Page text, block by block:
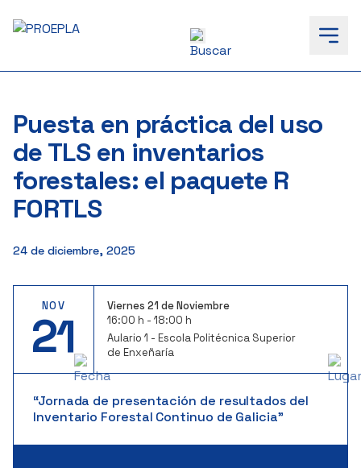
to
content
Puesta en práctica del uso
de TLS en inventarios
forestales: el paquete R
FORTLS
24 de diciembre, 2025
NOV
21
Viernes 21 de Noviembre
16:00 h - 18:00 h
Aulario 1 - Escola Politécnica Superior
de Enxeñaría
“Jornada de presentación de resultados del
Inventario Forestal Continuo de Galicia”